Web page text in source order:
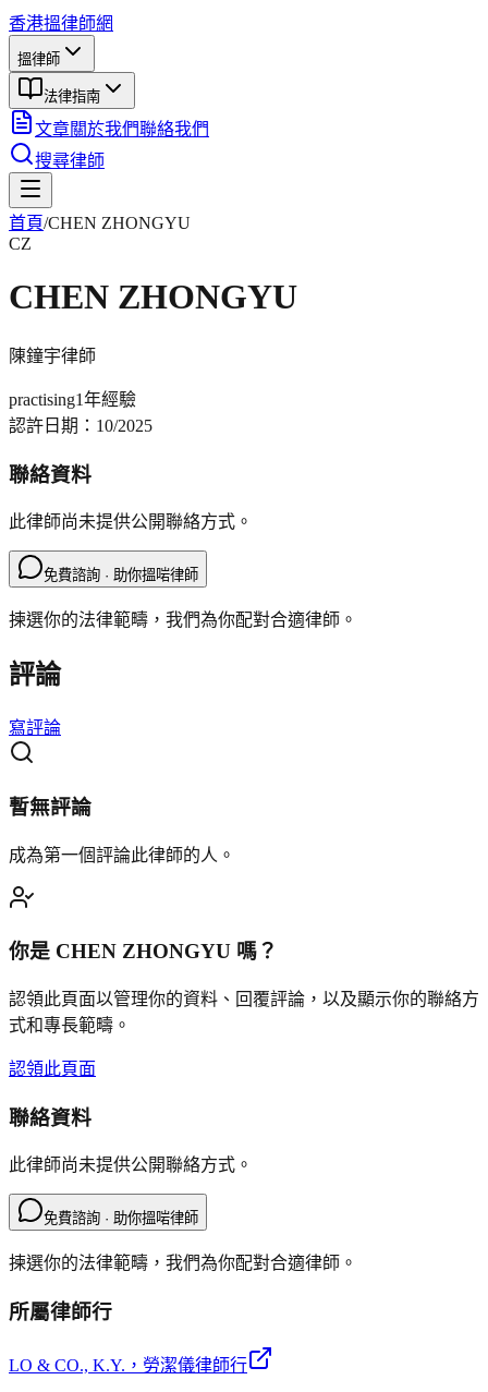
香港搵律師網
搵律師
法律指南
文章關於我們聯絡我們
搜尋律師
首頁/CHEN ZHONGYU
CZ
CHEN ZHONGYU
陳鐘宇律師
practising1年經驗
認許日期： 10/2025
聯絡資料
此律師尚未提供公開聯絡方式。
免費諮詢 · 助你搵啱律師
揀選你的法律範疇，我們為你配對合適律師。
評論
寫評論
暫無評論
成為第一個評論此律師的人。
你是 CHEN ZHONGYU 嗎？
認領此頁面以管理你的資料、回覆評論，以及顯示你的聯絡方
式和專長範疇。
認領此頁面
聯絡資料
此律師尚未提供公開聯絡方式。
免費諮詢 · 助你搵啱律師
揀選你的法律範疇，我們為你配對合適律師。
所屬律師行
LO & CO., K.Y. ，勞潔儀律師行